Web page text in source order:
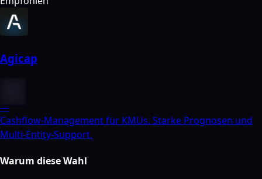
Agicap
—
Cashflow-Management für KMUs. Starke Prognosen und
Multi-Entity-Support.
Warum diese Wahl